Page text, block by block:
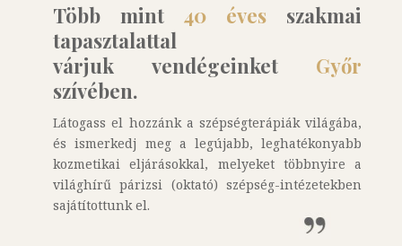
Több mint 40 éves szakmai
tapasztalattal
várjuk vendégeinket Győr
szívében.
Látogass el hozzánk a szépségterápiák világába,
és ismerkedj meg a legújabb, leghatékonyabb
kozmetikai eljárásokkal, melyeket többnyire a
világhírű párizsi (oktató) szépség-intézetekben
sajátítottunk el.